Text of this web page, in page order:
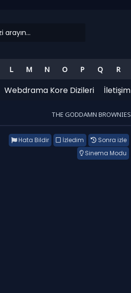
L M N O P Q R
Webdrama Kore Dizileri İletişim
THE GODDAMN BROWNIES
Sonra izle
İzledim
Hata Bildir
Sinema Modu